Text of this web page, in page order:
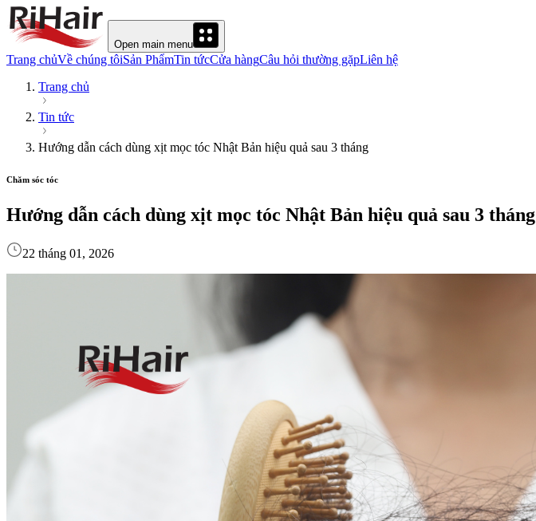
Open main menu
Trang chủVề chúng tôiSản PhẩmTin tứcCửa hàngCâu hỏi thường gặpLiên hệ
Trang chủ
Tin tức
Hướng dẫn cách dùng xịt mọc tóc Nhật Bản hiệu quả sau 3 tháng
Chăm sóc tóc
Hướng dẫn cách dùng xịt mọc tóc Nhật Bản hiệu quả sau 3 tháng
22 tháng 01, 2026